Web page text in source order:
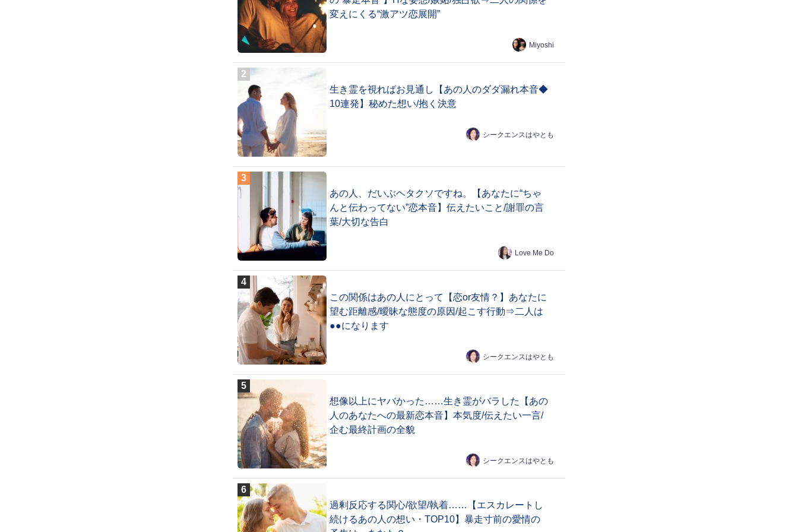
変えにくる“激アツ恋展開”
Miyoshi
生き霊を視ればお見通し【あの人のダダ漏れ本音◆
10連発】秘めた想い/抱く決意
シークエンスはやとも
あの人、だいぶヘタクソですね。【あなたに“ちゃ
んと伝わってない”恋本音】伝えたいこと/謝罪の言
葉/大切な告白
Love Me Do
この関係はあの人にとって【恋or友情？】あなたに
望む距離感/曖昧な態度の原因/起こす行動⇒二人は
●●になります
シークエンスはやとも
想像以上にヤバかった……生き霊がバラした【あの
人のあなたへの最新恋本音】本気度/伝えたい一言/
企む最終計画の全貌
シークエンスはやとも
過剰反応する関心/欲望/執着……【エスカレートし
続けるあの人の想い・TOP10】暴走寸前の愛情の